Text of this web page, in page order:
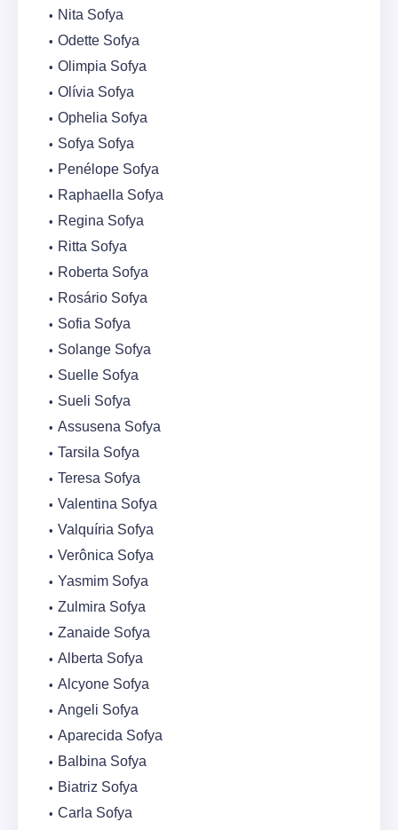
Nita Sofya
Odette Sofya
Olimpia Sofya
Olívia Sofya
Ophelia Sofya
Sofya Sofya
Penélope Sofya
Raphaella Sofya
Regina Sofya
Ritta Sofya
Roberta Sofya
Rosário Sofya
Sofia Sofya
Solange Sofya
Suelle Sofya
Sueli Sofya
Assusena Sofya
Tarsila Sofya
Teresa Sofya
Valentina Sofya
Valquíria Sofya
Verônica Sofya
Yasmim Sofya
Zulmira Sofya
Zanaide Sofya
Alberta Sofya
Alcyone Sofya
Angeli Sofya
Aparecida Sofya
Balbina Sofya
Biatriz Sofya
Carla Sofya